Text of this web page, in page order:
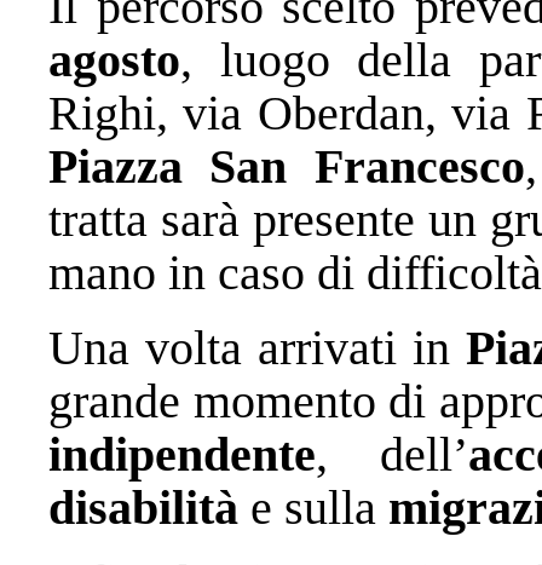
agosto, luogo della
Righi, via Oberdan, via
Piazza San Francesco
tratta sarà presente un
mano in caso di
Una volta arrivati in
grande momento di
indipendente, dell’
disabilità e sulla